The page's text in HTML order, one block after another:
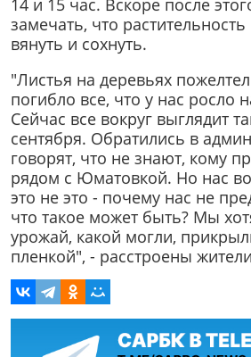
14 и 15 час. Вскоре после
замечать, что
вянуть и сохнуть.
"Листья на деревьях
погибло все, что у нас росло
Сейчас все вокруг выглядит
сентября. Обратились в
говорят, что не знают, кому
рядом с Юматовкой. Но нас
это не это - почему нас не
что такое может быть? Мы
урожай, какой могли,
пленкой", - расстроены